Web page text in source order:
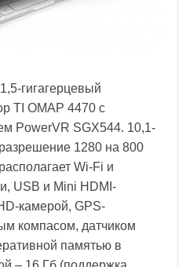
гигагерцевый
TI OMAP 4470 с
PowerVR SGX544. 10,1-
1280 на 800
Wi-Fi и
USB и Mini HDMI-
камерой, GPS-
компасом, датчиком
памятью в